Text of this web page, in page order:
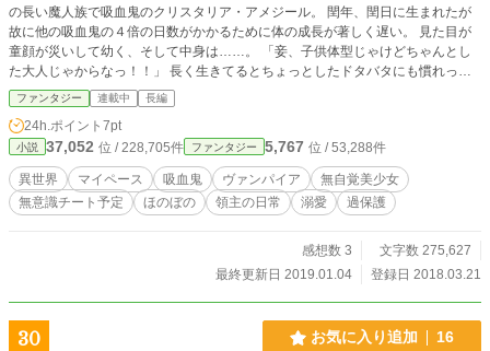
の長い魔人族で吸血鬼のクリスタリア・アメジール。 閏年、閏日に生まれたが
故に他の吸血鬼の４倍の日数がかかるために体の成長が著しく遅い。 見た目が
童顔が災いして幼く、そして中身は……。 「妾、子供体型じゃけどちゃんとし
た大人じゃからなっ！！」 長く生きてるとちょっとしたドタバタにも慣れっこ
で落ち着いて対処しちゃうけど毎日楽しく領主代行として領地の為に頑張ってま
す。 ー・ー・ー・ー・ー・ー・ー・ー・ー・ー ご指摘や誤字脱字等々ありまし
たら教えてくださると助かります。
ファンタジー 連載中 長編
24h.ポイント 7pt
小説 37,052 位 / 228,705件 ファンタジー 5,767 位 / 53,288件
異世界 マイペース 吸血鬼 ヴァンパイア
無自覚美少女
無意識チート予定
ほのぼの 領主の日常 溺愛 過保護
感想数 3
文字数 275,627
最終更新日 2019.01.04
登録日 2018.03.21
30 お気に入り追加 16